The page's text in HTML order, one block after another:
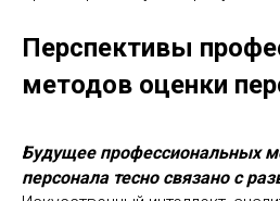
Перспективы
методов оценки
Будущее профессиональных
персонала тесно связано с